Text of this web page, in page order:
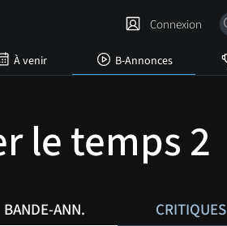
À venir B-Annonces
Connexion
le temps 2
BANDE-ANN. CRITIQUES